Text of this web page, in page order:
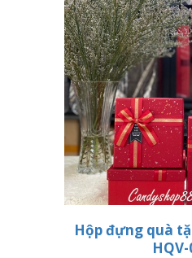
Hộp đựng quà